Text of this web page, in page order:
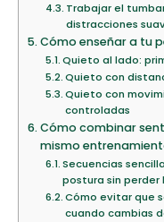
Trabajar el
distracciones
Cómo enseñar a tu
Quieto al lado:
Quieto con
Quieto con
controladas
Cómo combinar
mismo
Secuencias
postura sin perder
Cómo evitar que
cuando cambias